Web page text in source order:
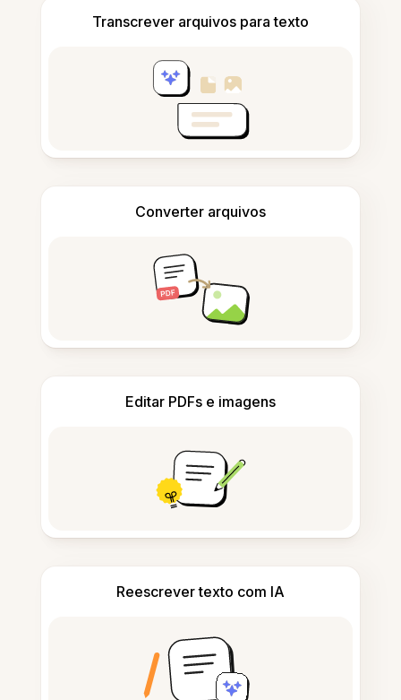
Transcrever arquivos para texto
Converter arquivos
Editar PDFs e imagens
Reescrever texto com IA